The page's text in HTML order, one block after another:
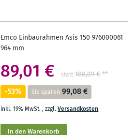
Emco Einbaurahmen Asis 150 976000061
964 mm
89,01 € statt 188,09 €**
-53% Sie sparen 99,08 €
inkl. 19% MwSt.,zzgl.Versandkosten
In den Warenkorb